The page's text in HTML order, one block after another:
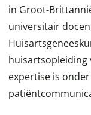
in Groot-
universitair
huisartsopleiding
expertise is